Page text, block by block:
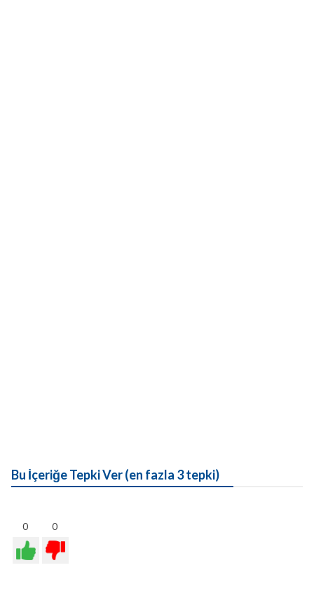
Bu İçeriğe Tepki Ver (en fazla 3 tepki)
0 0